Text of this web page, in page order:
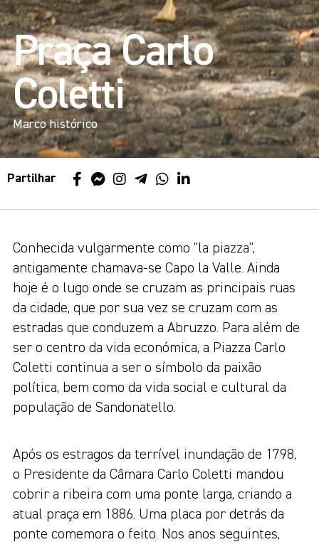
Praça Carlo
Coletti
Marco histórico
Partilhar
Conhecida vulgarmente como "la piazza",
antigamente chamava-se Capo la Valle. Ainda
hoje é o lugo onde se cruzam as principais ruas
da cidade, que por sua vez se cruzam com as
estradas que conduzem a Abruzzo. Para além de
ser o centro da vida económica, a Piazza Carlo
Coletti continua a ser o símbolo da paixão
política, bem como da vida social e cultural da
população de Sandonatello.
Após os estragos da terrível inundação de 1798,
o Presidente da Câmara Carlo Coletti mandou
cobrir a ribeira com uma ponte larga, criando a
atual praça em 1886. Uma placa por detrás da
ponte comemora o feito. Nos anos seguintes,